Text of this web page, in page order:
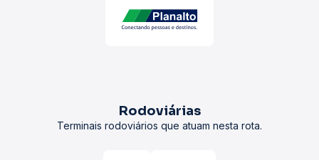
Rodoviárias
Terminais rodoviários que atuam nesta rota.